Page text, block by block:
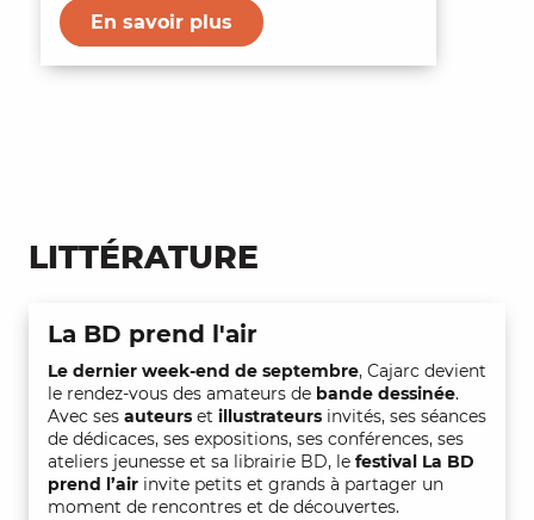
En savoir plus
LITTÉRATURE
La BD prend l'air
Le dernier week-end de septembre, Cajarc devient
le rendez-vous des amateurs de bande dessinée.
Avec ses auteurs et illustrateurs invités, ses séances
de dédicaces, ses expositions, ses conférences, ses
ateliers jeunesse et sa librairie BD, le festival La BD
prend l’air invite petits et grands à partager un
moment de rencontres et de découvertes.